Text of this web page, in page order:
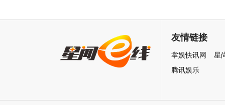
邀你共赴探案之旅友情链接
掌娱快讯网
星
腾讯娱乐